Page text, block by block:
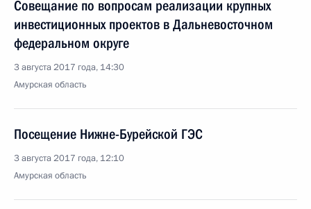
Совещание по вопросам реализации крупных
инвестиционных проектов в Дальневосточном
федеральном округе
3 августа 2017 года, 14:30
Амурская область
Посещение Нижне-Бурейской ГЭС
3 августа 2017 года, 12:10
Амурская область